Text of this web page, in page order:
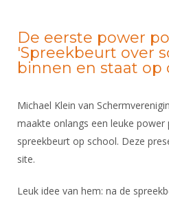
De eerste power
'Spreekbeurt over
binnen en staat op
Michael Klein van
maakte onlangs een leuke
spreekbeurt op school. Deze
site.
Leuk idee van hem: na de